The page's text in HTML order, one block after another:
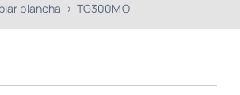
plancha TG300MO